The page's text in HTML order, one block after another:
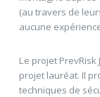
(au travers de
aucune
Le projet
projet lauréat. Il
techniques de